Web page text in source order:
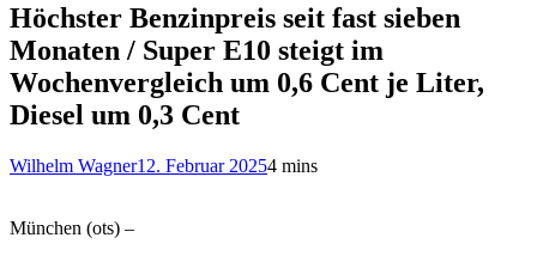
Höchster Benzinpreis seit fast sieben
Monaten / Super E10 steigt im
Wochenvergleich um 0,6 Cent je Liter,
Diesel um 0,3 Cent
Wilhelm Wagner12. Februar 20254 mins
München (ots) –